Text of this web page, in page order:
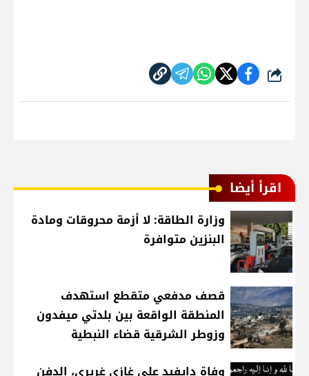
شارك
اقرأ أيضا
وزارة الطاقة: لا أزمة محروقات ومادة
البنزين متوافرة
قصف مدفعي متقطع استهدف
المنطقة الواقعة بين بلدتي ميفدون
وزوطر الشرقية قضاء النبطية
وفاة دايفيد علي غازي غريري، الدفن